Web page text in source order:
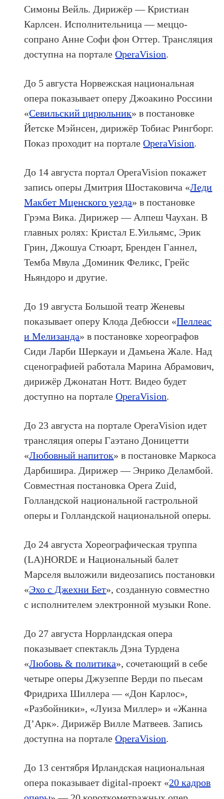
Симоны Вейль. Дирижёр — Кристиан
Карлсен. Исполнительница — меццо-
сопрано Анне Софи фон Оттер. Трансляция
доступна на порталеOperaVision.
До 5 августа Норвежская национальная
опера показывает оперу Джоакино Россини
«Севильский цирюльник» в постановке
Йетске Мэйнсен, дирижёр Тобиас Рингборг.
Показ проходит на порталеOperaVision.
До 14 августа портал OperaVision покажет
запись оперы Дмитрия Шостаковича «Леди
Макбет Мценского уезда» в постановке
Грэма Вика. Дирижер — Алпеш Чаухан. В
главных ролях: Кристал Е.Уильямс, Эрик
Грин, Джошуа Стюарт, Бренден Ганнел,
Темба Мвула ,Доминик Феликс, Грейс
Ньяндоро и другие.
До 19 августа Большой театр Женевы
показывает оперу Клода Дебюсси «Пеллеас
и Мелизанда» в постановке хореографов
Сиди Ларби Шеркауи и Дамьена Жале. Над
сценографией работала Марина Абрамович,
дирижёр Джонатан Нотт. Видео будет
доступно на порталеOperaVision.
До 23 августа на портале OperaVision идет
трансляция оперы Гаэтано Доницетти
«Любовный напиток» в постановке Маркоса
Дарбишира. Дирижер — Энрико Деламбой.
Совместная постановка Opera Zuid,
Голландской национальной гастрольной
оперы и Голландской национальной оперы.
До 24 августа Хореографическая труппа
(LA)HORDE и Национальный балет
Марселя выложили видеозапись постановки
«Эхо с Джехни Бет», созданную совместно
с исполнителем электронной музыки Rone.
До 27 августа Норрландская опера
показывает спектакль Дэна Турдена
«Любовь & политика», сочетающий в себе
четыре оперы Джузеппе Верди по пьесам
Фридриха Шиллера — «Дон Карлос»,
«Разбойники», «Луиза Миллер» и «Жанна
Д’Арк». Дирижёр Вилле Матвеев. Запись
доступна на порталеOperaVision.
До 13 сентября Ирландская национальная
опера показывает digital-проект «20 кадров